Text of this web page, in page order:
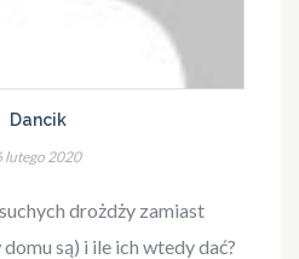
Dancik
lutego 2020
drożdży zamiast
są) i ile ich wtedy dać?